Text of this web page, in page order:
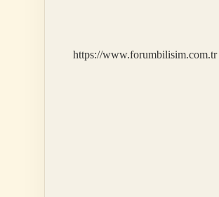
https://www.forumbilisim.com.tr